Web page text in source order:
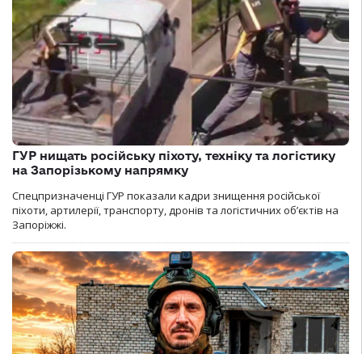
ГУР нищать російську піхоту, техніку та логістику
на Запорізькому напрямку
Спецпризначенці ГУР показали кадри знищення російської
піхоти, артилерії, транспорту, дронів та логістичних об’єктів на
Запоріжжі.